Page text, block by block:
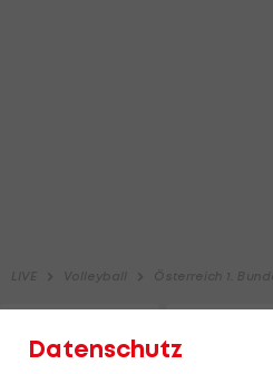
Datenschutz